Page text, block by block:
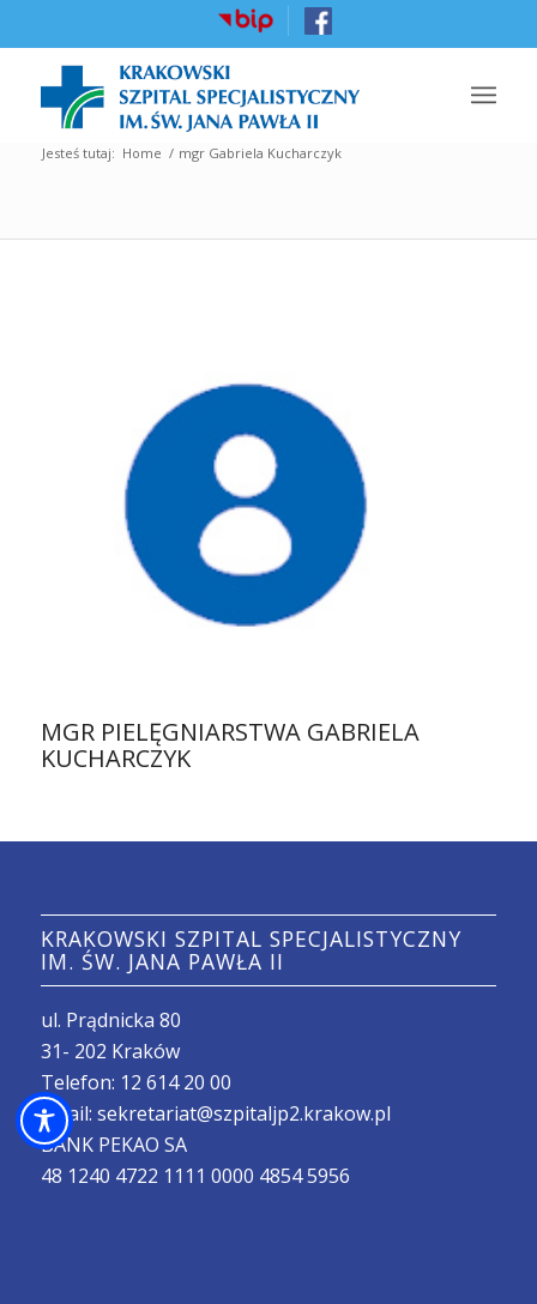
Jesteś tutaj: Home / mgr Gabriela Kucharczyk
MGR PIELĘGNIARSTWA GABRIELA
KUCHARCZYK
KRAKOWSKI SZPITAL SPECJALISTYCZNY
IM. ŚW. JANA PAWŁA II
ul. Prądnicka 80
31- 202 Kraków
Telefon: 12 614 20 00
Email: sekretariat@szpitaljp2.krakow.pl
BANK PEKAO SA
48 1240 4722 1111 0000 4854 5956